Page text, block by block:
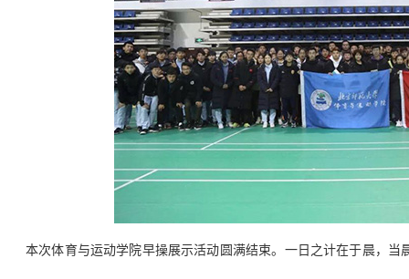
本次体育与运动学院早操展示活动圆满结束。一日之计在于晨，